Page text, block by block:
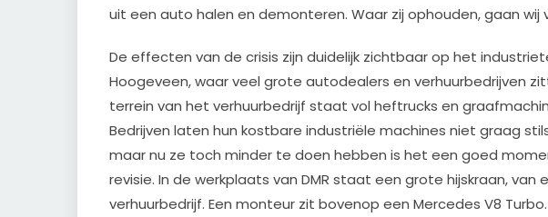
uit een auto halen en demonteren. Waar zij ophouden, gaan wij
De effecten van de crisis zijn duidelijk zichtbaar op het
Hoogeveen, waar veel grote autodealers en verhuurbedrijven
terrein van het verhuurbedrijf staat vol heftrucks en
Bedrijven laten hun kostbare industriële machines niet graag
maar nu ze toch minder te doen hebben is het een goed
revisie. In de werkplaats van DMR staat een grote hijskraan, van
verhuurbedrijf. Een monteur zit bovenop een Mercedes V8 Turbo.